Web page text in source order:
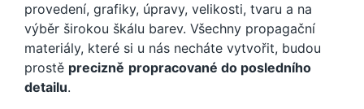
provedení, grafiky, úpravy, velikosti, tvaru a na
výběr širokou škálu barev. Všechny propagační
materiály, které si u nás necháte vytvořit, budou
prostě precizně propracované do posledního
detailu.